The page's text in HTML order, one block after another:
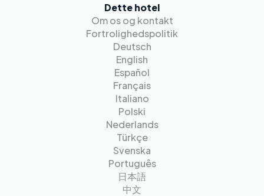
Dette hotel
Om os og kontakt
Fortrolighedspolitik
Deutsch
English
Español
Français
Italiano
Polski
Nederlands
Türkçe
Svenska
Português
日本語
中文